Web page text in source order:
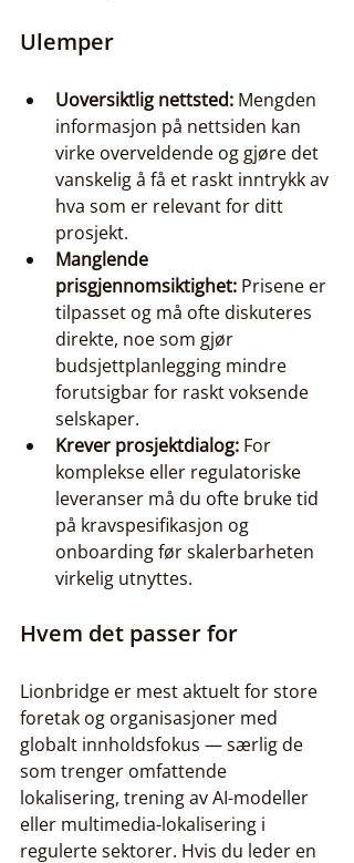
Ulemper
Uoversiktlig nettsted: Mengden
informasjon på nettsiden kan
virke overveldende og gjøre det
vanskelig å få et raskt inntrykk av
hva som er relevant for ditt
prosjekt.
Manglende
prisgjennomsiktighet: Prisene er
tilpasset og må ofte diskuteres
direkte, noe som gjør
budsjettplanlegging mindre
forutsigbar for raskt voksende
selskaper.
Krever prosjektdialog: For
komplekse eller regulatoriske
leveranser må du ofte bruke tid
på kravspesifikasjon og
onboarding før skalerbarheten
virkelig utnyttes.
Hvem det passer for
Lionbridge er mest aktuelt for store
foretak og organisasjoner med
globalt innholdsfokus — særlig de
som trenger omfattende
lokalisering, trening av AI-modeller
eller multimedia-lokalisering i
regulerte sektorer. Hvis du leder en